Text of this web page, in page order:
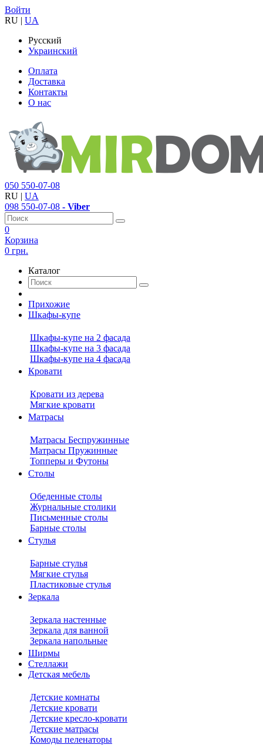
Войти
RU | UA
Русский
Украинский
Оплата
Доставка
Контакты
О нас
050 550-07-08
RU | UA
098 550-07-08 - Viber
0
Корзина
0 грн.
Каталог
Прихожие
Шкафы-купе
Шкафы-купе на 2 фасада
Шкафы-купе на 3 фасада
Шкафы-купе на 4 фасада
Кровати
Кровати из дерева
Мягкие кровати
Матрасы
Матрасы Беспружинные
Матрасы Пружинные
Топперы и Футоны
Столы
Обеденные столы
Журнальные столики
Письменные столы
Барные столы
Стулья
Барные стулья
Мягкие стулья
Пластиковые стулья
Зеркала
Зеркала настенные
Зеркала для ванной
Зеркала напольные
Ширмы
Стеллажи
Детская мебель
Детские комнаты
Детские кровати
Детские кресло-кровати
Детские матрасы
Комоды пеленаторы